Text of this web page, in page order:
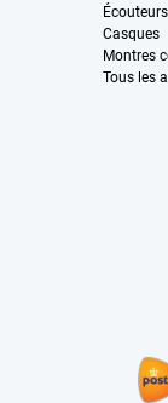
Écouteurs
Casques
Montres
Tous les